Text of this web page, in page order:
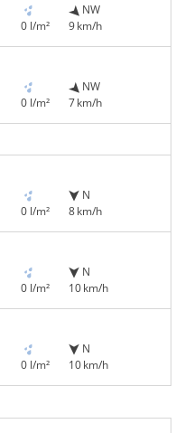
0 l/m²
NW
9 km/h
0 l/m²
NW
7 km/h
0 l/m²
N
8 km/h
0 l/m²
N
10 km/h
0 l/m²
N
10 km/h